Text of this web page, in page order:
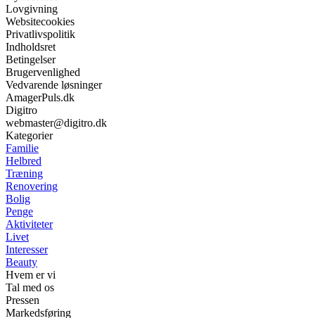
Lovgivning
Websitecookies
Privatlivspolitik
Indholdsret
Betingelser
Brugervenlighed
Vedvarende løsninger
AmagerPuls.dk
Digitro
webmaster@digitro.dk
Kategorier
Familie
Helbred
Træning
Renovering
Bolig
Penge
Aktiviteter
Livet
Interesser
Beauty
Hvem er vi
Tal med os
Pressen
Markedsføring